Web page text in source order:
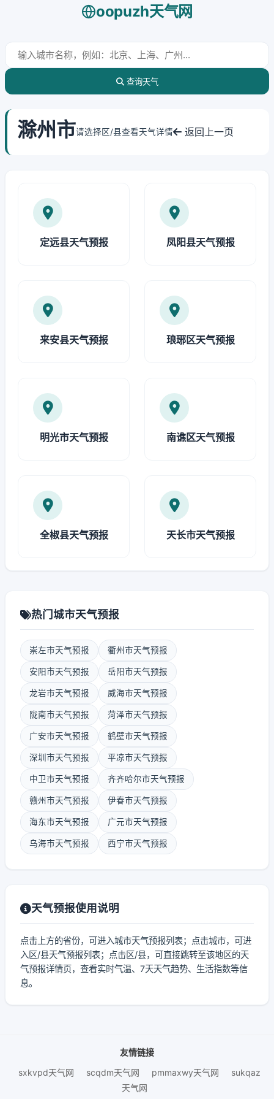
oopuzh天气网
查询天气
滁州市请选择区/县查看天气详情 返回上一页
定远县天气预报 凤阳县天气预报
来安县天气预报 琅琊区天气预报
明光市天气预报 南谯区天气预报
全椒县天气预报 天长市天气预报
热门城市天气预报
崇左市天气预报 衢州市天气预报
安阳市天气预报 岳阳市天气预报
龙岩市天气预报 威海市天气预报
陇南市天气预报 菏泽市天气预报
广安市天气预报 鹤壁市天气预报
深圳市天气预报 平凉市天气预报
中卫市天气预报 齐齐哈尔市天气预报
赣州市天气预报 伊春市天气预报
海东市天气预报 广元市天气预报
乌海市天气预报 西宁市天气预报
天气预报使用说明
点击上方的省份，可进入城市天气预报列表；点击城市，可进
入区/县天气预报列表；点击区/县，可直接跳转至该地区的天
气预报详情页，查看实时气温、7天天气趋势、生活指数等信
息。
友情链接
sxkvpd天气网
scqdm天气网 pmmaxwy天气网
sukqaz
天气网